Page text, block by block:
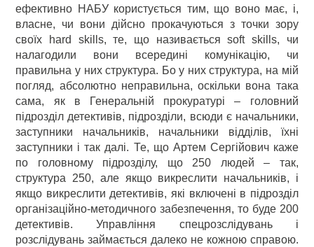
ефективно НАБУ користується тим, що воно має, і,
власне, чи вони дійсно прокачуються з точки зору
своїх hard skills, те, що називається soft skills, чи
налагодили вони всередині комунікацію, чи
правильна у них структура. Бо у них структура, на мій
погляд, абсолютно неправильна, оскільки вона така
сама, як в Генеральній прокуратурі – головний
підрозділ детективів, підрозділи, всюди є начальники,
заступники начальників, начальники відділів, їхні
заступники і так далі. Те, що Артем Сергійович каже
по головному підрозділу, що 250 людей – так,
структура 250, але якщо викреслити начальників, і
якщо викреслити детективів, які включені в підрозділ
організаційно-методичного забезпечення, то буде 200
детективів. Управління спецрозслідувань і
розслідувань займається далеко не кожною справою.